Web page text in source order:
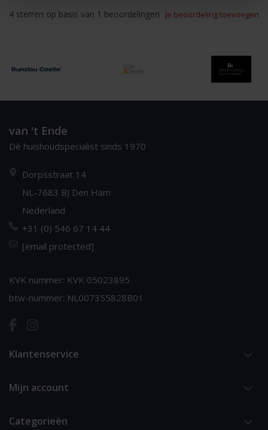
Je beoordeling toevoegen
4 sterren op basis van 1 beoordelingen
van 't Ende
Dè huishoudspecialist sinds 1970
Dorpsstraat 14
NL-7683 BJ Den Ham
Nederland
+31 (0) 546 67 14 44
[email protected]
KVK nummer: KVK 05023895
btw-nummer: NL007355828B01
Klantenservice
Mijn account
Categorieën